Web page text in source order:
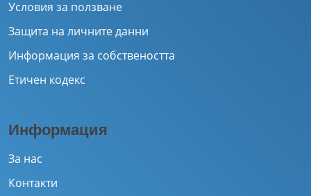
Условия за ползване
Защита на личните данни
Информация за собствеността
Етичен кодекс
Информация
За нас
Контакти